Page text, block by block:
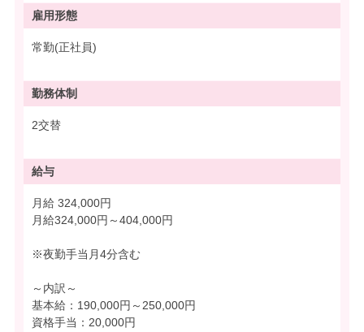
雇用形態
常勤(正社員)
勤務体制
2交替
給与
月給 324,000円
月給324,000円～404,000円
※夜勤手当月4分含む
～内訳～
基本給：190,000円～250,000円
資格手当：20,000円